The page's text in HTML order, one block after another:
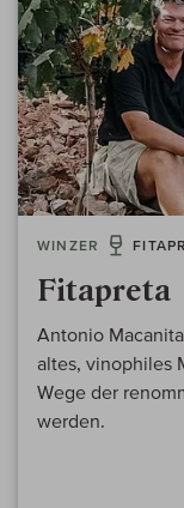
WINZER
Fitapreta
Antonio
altes, vinophiles
Wege der
werden.